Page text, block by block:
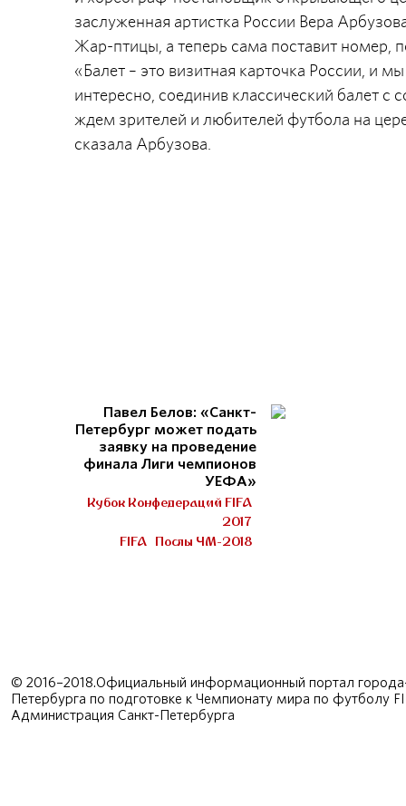
заслуженная артистка России Вера
Жар-птицы, а теперь сама поставит номер,
«Балет – это визитная карточка России, и
интересно, соединив классический балет
ждем зрителей и любителей футбола на
сказала Арбузова.
Павел Белов: «Санкт-
Петербург может подать
заявку на проведение
финала Лиги чемпионов
УЕФА»
Кубок Конфедераций FIFA
2017
FIFA Послы ЧМ-2018
© 2016–2018.Официальный информационный портал
Петербурга по подготовке к Чемпионату мира по футболу
Администрация Санкт-Петербурга